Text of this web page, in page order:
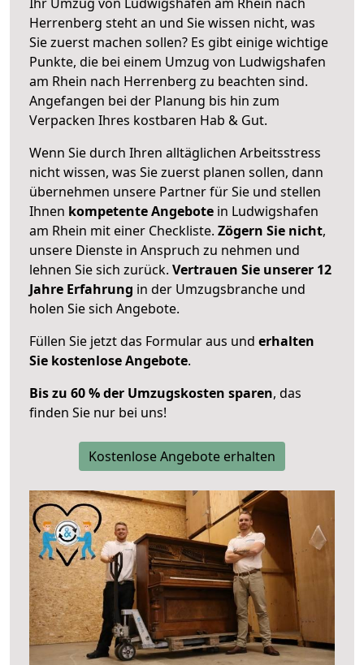
Herrenberg steht an und Sie wissen nicht, was
Sie zuerst machen sollen? Es gibt einige wichtige
Punkte, die bei einem Umzug von Ludwigshafen
am Rhein nach Herrenberg zu beachten sind.
Angefangen bei der Planung bis hin zum
Verpacken Ihres kostbaren Hab & Gut.
Wenn Sie durch Ihren alltäglichen Arbeitsstress
nicht wissen, was Sie zuerst planen sollen, dann
übernehmen unsere Partner für Sie und stellen
Ihnen kompetente Angebote in Ludwigshafen
am Rhein mit einer Checkliste. Zögern Sie nicht,
unsere Dienste in Anspruch zu nehmen und
lehnen Sie sich zurück. Vertrauen Sie unserer 12
Jahre Erfahrung in der Umzugsbranche und
holen Sie sich Angebote.
Füllen Sie jetzt das Formular aus und erhalten
Sie kostenlose Angebote.
Bis zu 60 % der Umzugskosten sparen, das
finden Sie nur bei uns!
Kostenlose Angebote erhalten